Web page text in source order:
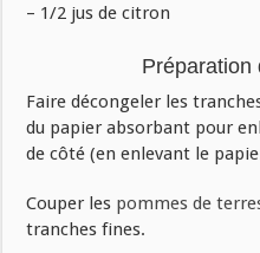
– 1/2 jus de citron
Préparation
Faire décongeler les
du papier absorbant pour
de côté (en enlevant le
Couper les pommes de
tranches fines.